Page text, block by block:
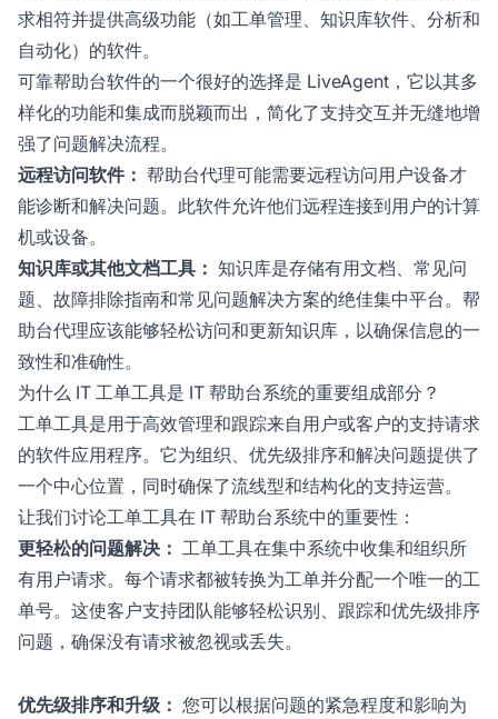
求相符并提供高级功能（如工单管理、知识库软件、分析和
自动化）的软件。
可靠帮助台软件的一个很好的选择是 LiveAgent，它以其多
样化的功能和集成而脱颖而出，简化了支持交互并无缝地增
强了问题解决流程。
远程访问软件： 帮助台代理可能需要远程访问用户设备才
能诊断和解决问题。此软件允许他们远程连接到用户的计算
机或设备。
知识库或其他文档工具： 知识库是存储有用文档、常见问
题、故障排除指南和常见问题解决方案的绝佳集中平台。帮
助台代理应该能够轻松访问和更新知识库，以确保信息的一
致性和准确性。
为什么 IT 工单工具是 IT 帮助台系统的重要组成部分？
工单工具是用于高效管理和跟踪来自用户或客户的支持请求
的软件应用程序。它为组织、优先级排序和解决问题提供了
一个中心位置，同时确保了流线型和结构化的支持运营。
让我们讨论工单工具在 IT 帮助台系统中的重要性：
更轻松的问题解决： 工单工具在集中系统中收集和组织所
有用户请求。每个请求都被转换为工单并分配一个唯一的工
单号。这使客户支持团队能够轻松识别、跟踪和优先级排序
问题，确保没有请求被忽视或丢失。
优先级排序和升级： 您可以根据问题的紧急程度和影响为